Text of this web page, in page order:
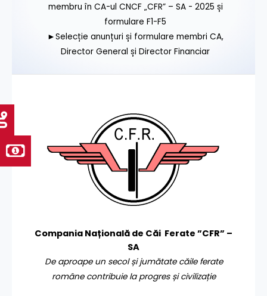
membru în CA-ul CNCF „CFR” – SA - 2025 și
formulare F1-F5
►Selecție anunțuri și formulare membri CA,
Director General și Director Financiar
Compania Națională de Căi Ferate ”CFR” –
SA
De aproape un secol și jumătate căile ferate
române contribuie la progres și civilizație